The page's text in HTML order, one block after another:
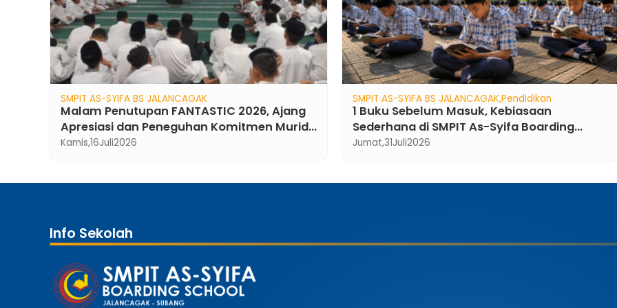
Informasi
INFORMASI DAFTAR ULANG MURID TAHUN
PELAJARAN 2020/2021
Selasa,10Maret2020
SMPIT AS-SYIFA BS JALANCAGAK
SMPIT As-Syifa Selenggarakan Pelatihan
Koding dan Kecerdasan AI untuk Guru
Rabu,13Agustus2025
Info Sekolah